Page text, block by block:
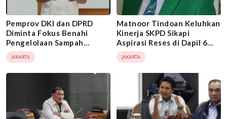
Pemprov DKI dan DPRD
Diminta Fokus Benahi
Pengelolaan Sampah
Jakarta, Bukan Sekadar
Kampanye Pilah Sampah
JAKARTA
Matnoor Tindoan Keluhkan
Kinerja SKPD Sikapi
Aspirasi Reses di Dapil 6
Jaktim yang Hanya
Terealisasi 10 Persen
JAKARTA